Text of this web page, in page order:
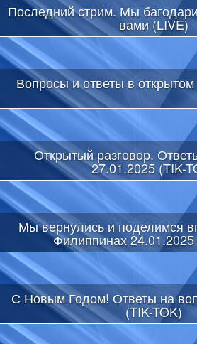
Последний стрим. Мы
вами (LIVE)
Вопросы и ответы в
Открытый разговор.
27.01.2025 (TIK-
Мы вернулись и поделимся
Филиппинах 24.01.2025
С Новым Годом! Ответы на
(TIK-TOK)